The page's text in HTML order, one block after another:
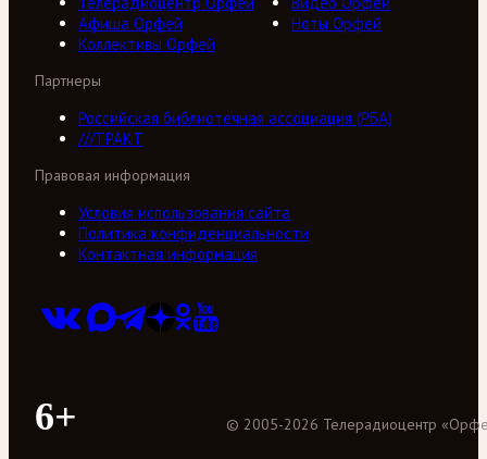
Афиша Орфей
Ноты Орфей
Коллективы Орфей
Партнеры
Российская библиотечная ассоциация (РБА)
///ТРАКТ
Правовая информация
Условия использования сайта
Политика конфиденциальности
Контактная информация
6+ © 2005-2026 Телерадиоцентр